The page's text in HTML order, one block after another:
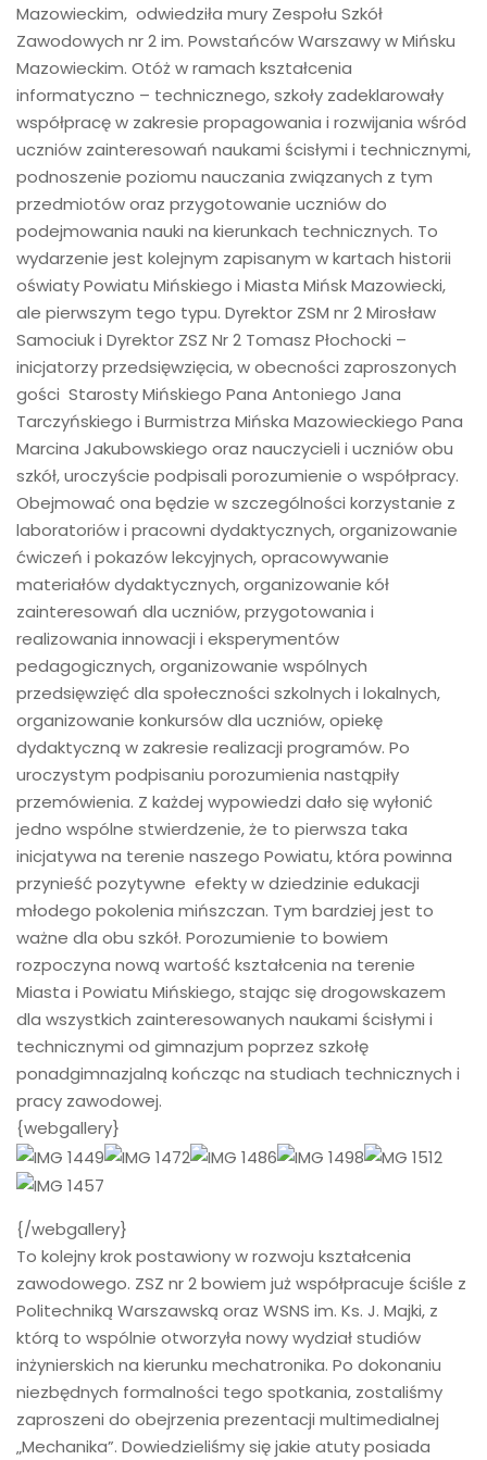
Mazowieckim, odwiedziła mury Zespołu Szkół
Zawodowych nr 2 im. Powstańców Warszawy w Mińsku
Mazowieckim. Otóż w ramach kształcenia
informatyczno – technicznego, szkoły zadeklarowały
współpracę w zakresie propagowania i rozwijania wśród
uczniów zainteresowań naukami ścisłymi i technicznymi,
podnoszenie poziomu nauczania związanych z tym
przedmiotów oraz przygotowanie uczniów do
podejmowania nauki na kierunkach technicznych. To
wydarzenie jest kolejnym zapisanym w kartach historii
oświaty Powiatu Mińskiego i Miasta Mińsk Mazowiecki,
ale pierwszym tego typu. Dyrektor ZSM nr 2 Mirosław
Samociuk i Dyrektor ZSZ Nr 2 Tomasz Płochocki –
inicjatorzy przedsięwzięcia, w obecności zaproszonych
gości Starosty Mińskiego Pana Antoniego Jana
Tarczyńskiego i Burmistrza Mińska Mazowieckiego Pana
Marcina Jakubowskiego oraz nauczycieli i uczniów obu
szkół, uroczyście podpisali porozumienie o współpracy.
Obejmować ona będzie w szczególności korzystanie z
laboratoriów i pracowni dydaktycznych, organizowanie
ćwiczeń i pokazów lekcyjnych, opracowywanie
materiałów dydaktycznych, organizowanie kół
zainteresowań dla uczniów, przygotowania i
realizowania innowacji i eksperymentów
pedagogicznych, organizowanie wspólnych
przedsięwzięć dla społeczności szkolnych i lokalnych,
organizowanie konkursów dla uczniów, opiekę
dydaktyczną w zakresie realizacji programów. Po
uroczystym podpisaniu porozumienia nastąpiły
przemówienia. Z każdej wypowiedzi dało się wyłonić
jedno wspólne stwierdzenie, że to pierwsza taka
inicjatywa na terenie naszego Powiatu, która powinna
przynieść pozytywne efekty w dziedzinie edukacji
młodego pokolenia mińszczan. Tym bardziej jest to
ważne dla obu szkół. Porozumienie to bowiem
rozpoczyna nową wartość kształcenia na terenie
Miasta i Powiatu Mińskiego, stając się drogowskazem
dla wszystkich zainteresowanych naukami ścisłymi i
technicznymi od gimnazjum poprzez szkołę
ponadgimnazjalną kończąc na studiach technicznych i
pracy zawodowej.
{webgallery}
{/webgallery}
To kolejny krok postawiony w rozwoju kształcenia
zawodowego. ZSZ nr 2 bowiem już współpracuje ściśle z
Politechniką Warszawską oraz WSNS im. Ks. J. Majki, z
którą to wspólnie otworzyła nowy wydział studiów
inżynierskich na kierunku mechatronika. Po dokonaniu
niezbędnych formalności tego spotkania, zostaliśmy
zaproszeni do obejrzenia prezentacji multimedialnej
„Mechanika”. Dowiedzieliśmy się jakie atuty posiada